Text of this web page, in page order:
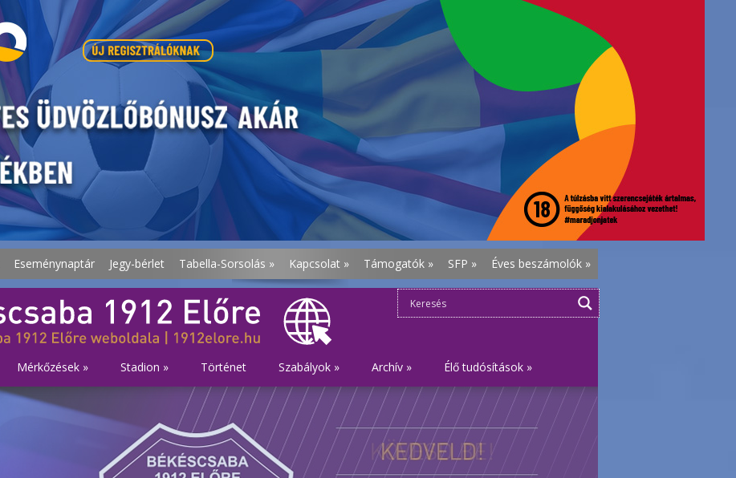
Eseménynaptár Jegy-bérlet Tabella-Sorsolás » Kapcsolat » Támogatók » SFP » Éves beszámolók »
Mérkőzések » Stadion » Történet Szabályok » Archív » Élő tudósítások »